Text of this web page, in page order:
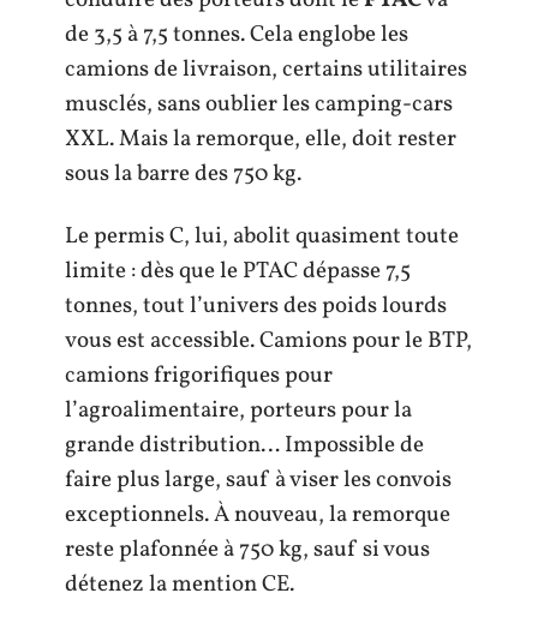
de 3,5 à 7,5 tonnes. Cela englobe les
camions de livraison, certains utilitaires
musclés, sans oublier les camping-cars
XXL. Mais la remorque, elle, doit rester
sous la barre des 750 kg.
Le permis C, lui, abolit quasiment toute
limite : dès que le PTAC dépasse 7,5
tonnes, tout l’univers des poids lourds
vous est accessible. Camions pour le BTP,
camions frigorifiques pour
l’agroalimentaire, porteurs pour la
grande distribution… Impossible de
faire plus large, sauf à viser les convois
exceptionnels. À nouveau, la remorque
reste plafonnée à 750 kg, sauf si vous
détenez la mention CE.